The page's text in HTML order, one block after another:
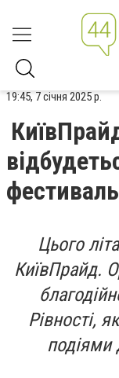
19:45, 7 січня 2025 р.
Цього
КиївПрайд.
Рівності,
подіями